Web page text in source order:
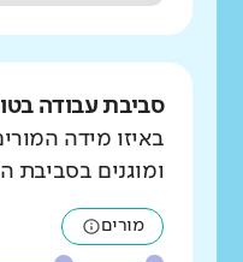
סביבת עבודה
באיזו מידה
ומוגנים בסביבת
מורים